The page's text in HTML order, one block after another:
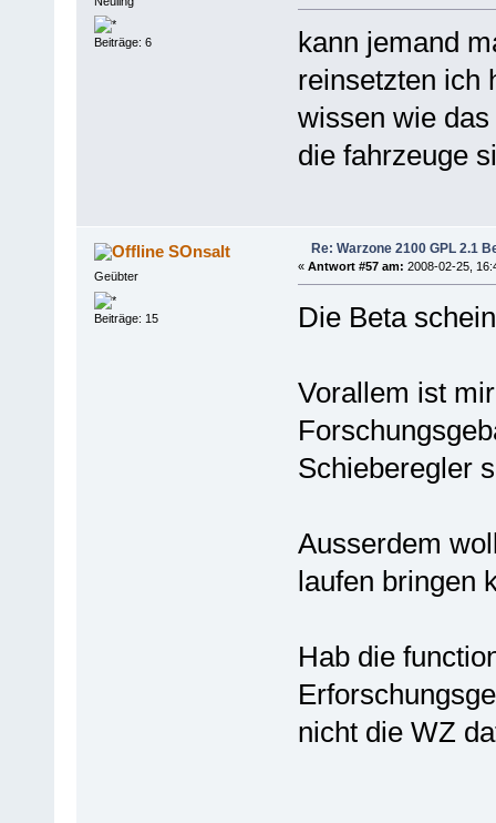
Beiträge: 6
kann jemand
reinsetzten ich
wissen wie das
die fahrzeuge
SOnsalt
Geübter
Beiträge: 15
Re: Warzone 2100 GPL 2.1
« Antwort #57 am: 2008-02-25,
Die Beta
Vorallem ist
Schieberegler
Ausserdem
laufen bringen
Hab die
nicht die WZ